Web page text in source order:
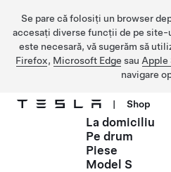
Se pare că folosiți un browser
accesați diverse funcții de pe site-
este necesară, vă sugerăm să
Firefox, Microsoft Edge sau Apple
navigare
Treceți la conținutul principal
| Shop
La domiciliu
Pe drum
Piese
Model S